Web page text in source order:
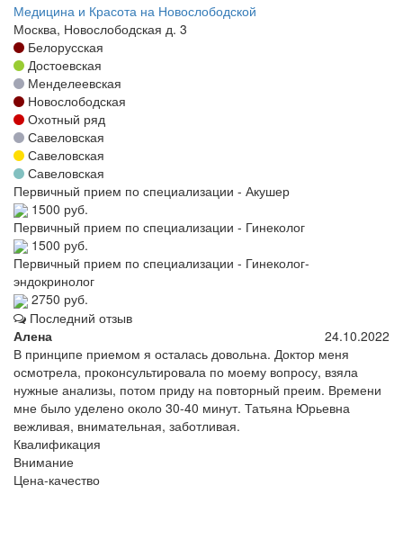
Медицина и Красота на Новослободской
Москва, Новослободская д. 3
Белорусская
Достоевская
Менделеевская
Новослободская
Охотный ряд
Савеловская
Савеловская
Савеловская
Первичный прием по специализации - Акушер
1500 руб.
Первичный прием по специализации - Гинеколог
1500 руб.
Первичный прием по специализации - Гинеколог-
эндокринолог
2750 руб.
Последний отзыв
Алена
24.10.2022
В принципе приемом я осталась довольна. Доктор меня
осмотрела, проконсультировала по моему вопросу, взяла
нужные анализы, потом приду на повторный преим. Времени
мне было уделено около 30-40 минут. Татьяна Юрьевна
вежливая, внимательная, заботливая.
Квалификация
Внимание
Цена-качество